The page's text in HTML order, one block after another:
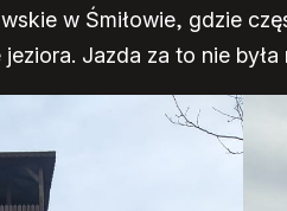
w Śmiłowie, gdzie
Jazda za to nie